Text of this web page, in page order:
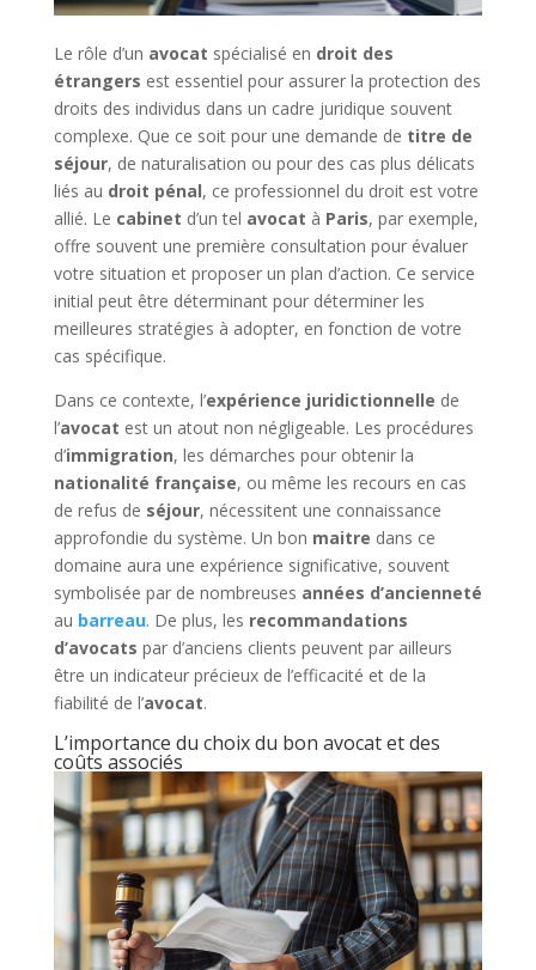
Le rôle d’un avocat spécialisé en droit des
étrangers est essentiel pour assurer la protection des
droits des individus dans un cadre juridique souvent
complexe. Que ce soit pour une demande de titre de
séjour, de naturalisation ou pour des cas plus délicats
liés au droit pénal, ce professionnel du droit est votre
allié. Le cabinet d’un tel avocat à Paris, par exemple,
offre souvent une première consultation pour évaluer
votre situation et proposer un plan d’action. Ce service
initial peut être déterminant pour déterminer les
meilleures stratégies à adopter, en fonction de votre
cas spécifique.
Dans ce contexte, l’expérience juridictionnelle de
l’avocat est un atout non négligeable. Les procédures
d’immigration, les démarches pour obtenir la
nationalité française, ou même les recours en cas
de refus de séjour, nécessitent une connaissance
approfondie du système. Un bon maitre dans ce
domaine aura une expérience significative, souvent
symbolisée par de nombreuses années d’ancienneté
au barreau. De plus, les recommandations
d’avocats par d’anciens clients peuvent par ailleurs
être un indicateur précieux de l’efficacité et de la
fiabilité de l’avocat.
L’importance du choix du bon avocat et des
coûts associés